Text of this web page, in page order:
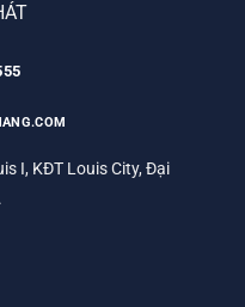
I, KĐT Louis City, Đại